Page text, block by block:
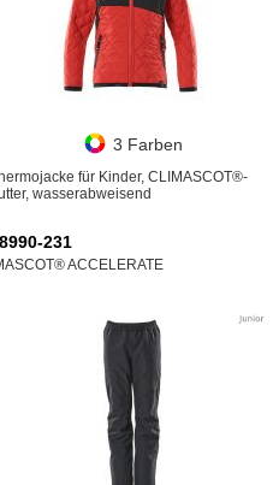
3 Farben
für Kinder, CLIMASCOT®-
wasserabweisend
231
ACCELERATE